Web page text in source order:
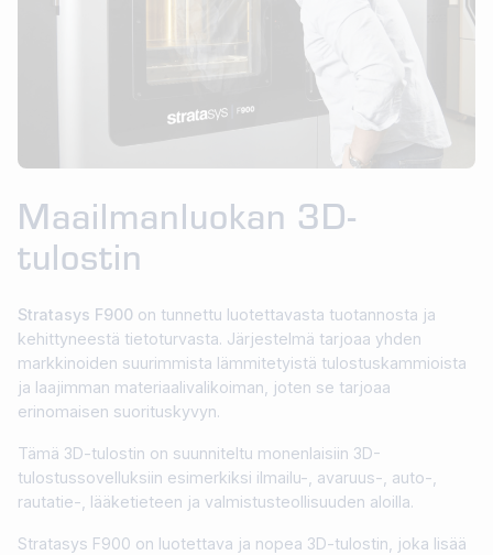
Maailmanluokan 3D-
tulostin
Stratasys F900 on tunnettu luotettavasta tuotannosta ja
kehittyneestä tietoturvasta. Järjestelmä tarjoaa yhden
markkinoiden suurimmista lämmitetyistä tulostuskammioista
ja laajimman materiaalivalikoiman, joten se tarjoaa
erinomaisen suorituskyvyn.
Tämä 3D-tulostin on suunniteltu monenlaisiin 3D-
tulostussovelluksiin esimerkiksi ilmailu-, avaruus-, auto-,
rautatie-, lääketieteen ja valmistusteollisuuden aloilla.
Stratasys F900 on luotettava ja nopea 3D-tulostin, joka lisää